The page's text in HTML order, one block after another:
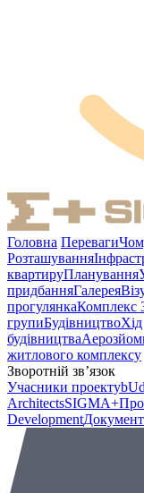
Головна Переваги
Розташування
квартируПланування
придбанняГалерея
прогулянкаКомплекс
групиБудівництвоХід
будівництва
житлового комплексу
Зворотній зв’язок
Учасники проекту
ArchitectsSIGMA+
Development